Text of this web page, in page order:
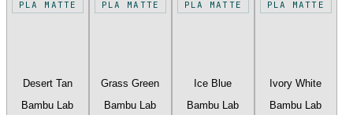
PLA MATTE
Desert Tan
Bambu Lab
PLA MATTE
Grass Green
Bambu Lab
PLA MATTE
Ice Blue
Bambu Lab
PLA MATTE
Ivory White
Bambu Lab